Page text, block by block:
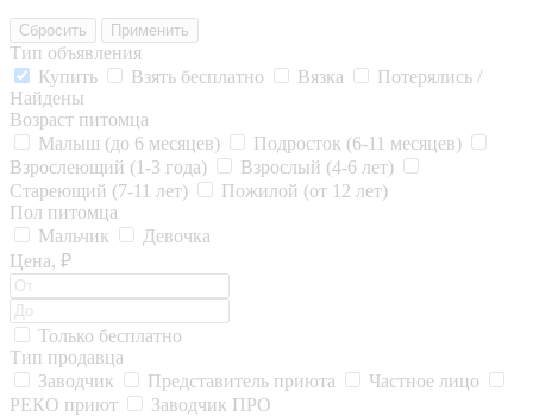
Сбросить Применить
Тип объявления
Купить
Взять бесплатно Вязка
Потерялись /
Найдены
Возраст питомца
Малыш (до 6 месяцев)
Подросток (6-11 месяцев)
Взрослеющий (1-3 года)
Взрослый (4-6 лет)
Стареющий (7-11 лет)
Пожилой (от 12 лет)
Пол питомца
Мальчик
Девочка
Цена, ₽
Только бесплатно
Тип продавца
Заводчик
Представитель приюта
Частное лицо
РЕКО приют
Заводчик ПРО